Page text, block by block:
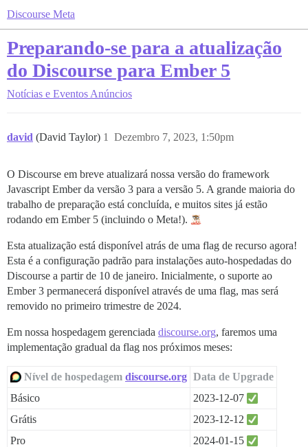
Discourse Meta
Preparando-se para a atualização
do Discourse para Ember 5
Notícias e Eventos Anúncios
david (David Taylor) Dezembro 7, 2023, 1:50pm
1
O Discourse em breve atualizará nossa versão do framework
Javascript Ember da versão 3 para a versão 5. A grande maioria do
trabalho de preparação está concluída, e muitos sites já estão
rodando em Ember 5 (incluindo o Meta!).
Esta atualização está disponível atrás de uma flag de recurso agora!
Esta é a configuração padrão para instalações auto-hospedadas do
Discourse a partir de 10 de janeiro. Inicialmente, o suporte ao
Ember 3 permanecerá disponível através de uma flag, mas será
removido no primeiro trimestre de 2024.
Em nossa hospedagem gerenciada discourse.org, faremos uma
implementação gradual da flag nos próximos meses:
Nível de hospedagem discourse.org Data de Upgrade
Básico
2023-12-07
Grátis
2023-12-12
Pro
2024-01-15